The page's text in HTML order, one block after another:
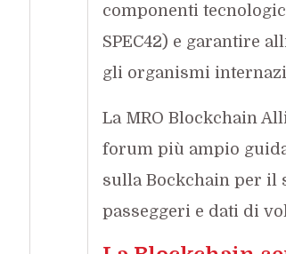
componenti
SPEC42) e garantire
gli organismi
La MRO Blockchain
forum più ampio
sulla Bockchain per il
passeggeri e dati di